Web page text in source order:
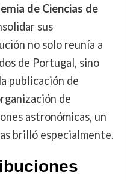
de Ciencias de
sus
no solo reunía a
de Portugal, sino
publicación de
de
astronómicas, un
brilló especialmente.